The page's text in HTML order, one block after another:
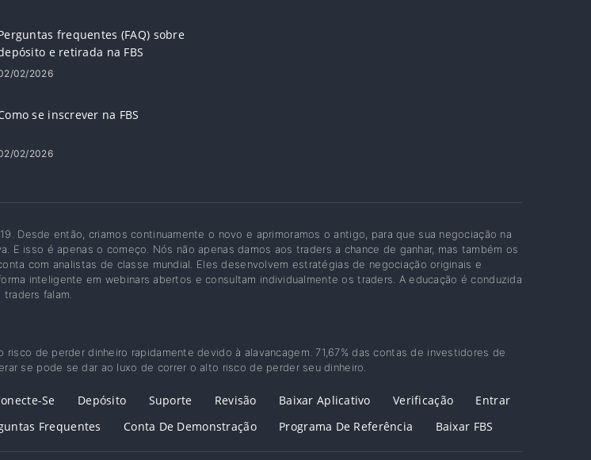
frequentes (FAQ) sobre
e retirada na FBS
02/2026
se inscrever na FBS
02/2026
Desde então, criamos continuamente o novo e aprimoramos o antigo, para que sua negociação na
E isso é apenas o começo. Nós não apenas damos aos traders a chance de ganhar, mas também os
com analistas de classe mundial. Eles desenvolvem estratégias de negociação originais e
inteligente em webinars abertos e consultam individualmente os traders. A educação é conduzida
falam.
de perder dinheiro rapidamente devido à alavancagem. 71,67% das contas de investidores de
se pode se dar ao luxo de correr o alto risco de perder seu dinheiro.
Se Depósito Suporte Revisão Baixar Aplicativo Verificação
Entrar
Frequentes Conta De Demonstração Programa De Referência Baixar FBS